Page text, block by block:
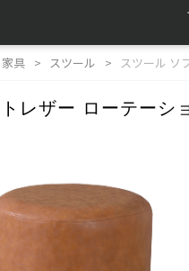
具 スツール スツール ソ
レザー ローテーシ